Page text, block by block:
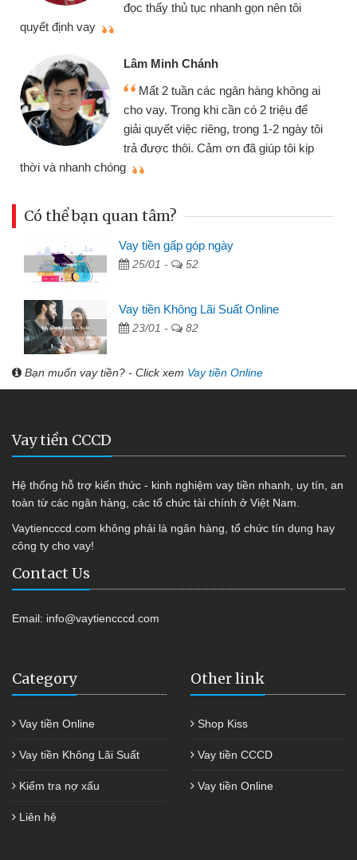
đọc thấy thủ tục nhanh gọn nên tôi
quyết định vay
Lâm Minh Chánh
Mất 2 tuần các ngân hàng không ai
cho vay. Trong khi cần có 2 triệu để
giải quyết việc riêng, trong 1-2 ngày tôi
trả được thôi. Cảm ơn đã giúp tôi kịp
thời và nhanh chóng
Có thể bạn quan tâm?
Vay tiền gấp góp ngày
25/01 - 52
Vay tiền Không Lãi Suất Online
23/01 - 82
Bạn muốn vay tiền? - Click xem Vay tiền Online
Vay tiền CCCD
Hệ thống hỗ trợ kiến thức - kinh nghiệm vay tiền nhanh, uy tín, an
toàn từ các ngân hàng, các tổ chức tài chính ở Việt Nam.
Vaytiencccd.com không phải là ngân hàng, tổ chức tín dụng hay
công ty cho vay!
Contact Us
Email: info@vaytiencccd.com
Category
Vay tiền Online
Vay tiền Không Lãi Suất
Kiểm tra nợ xấu
Liên hệ
Other link
Shop Kiss
Vay tiền CCCD
Vay tiền Online